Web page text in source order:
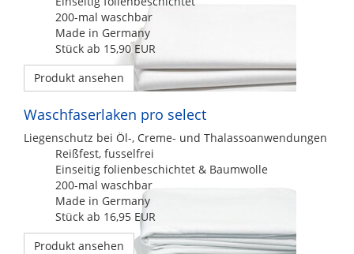
200-mal waschbar
Made in Germany
Stück ab 15,90 EUR
Produkt ansehen
Waschfaserlaken pro select
Liegenschutz bei Öl-, Creme- und Thalassoanwendungen
Reißfest, fusselfrei
Einseitig folienbeschichtet & Baumwolle
200-mal waschbar
Made in Germany
Stück ab 16,95 EUR
Produkt ansehen